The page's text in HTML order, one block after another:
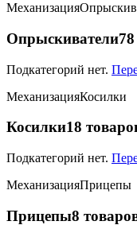
Механизация
Опрыскиватели
Подкатегорий нет.
МеханизацияКосилки
Косилки18
Подкатегорий нет.
МеханизацияПрицепы
Прицепы8